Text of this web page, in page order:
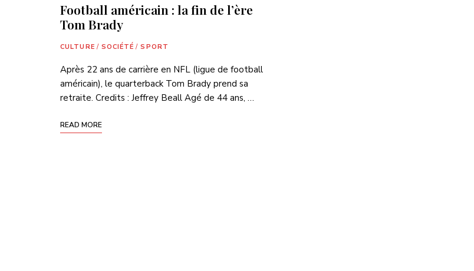
Football américain : la fin de l’ère
Tom Brady
CULTURE / SOCIÉTÉ / SPORT
Après 22 ans de carrière en NFL (ligue de football
américain), le quarterback Tom Brady prend sa
retraite. Credits : Jeffrey Beall Agé de 44 ans, …
READ MORE